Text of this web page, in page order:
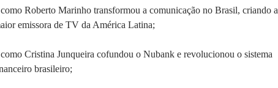
Roberto Marinho transformou a comunicação no Brasil, criando a
emissora de TV da América Latina;
Cristina Junqueira cofundou o Nubank e revolucionou o sistema
brasileiro;